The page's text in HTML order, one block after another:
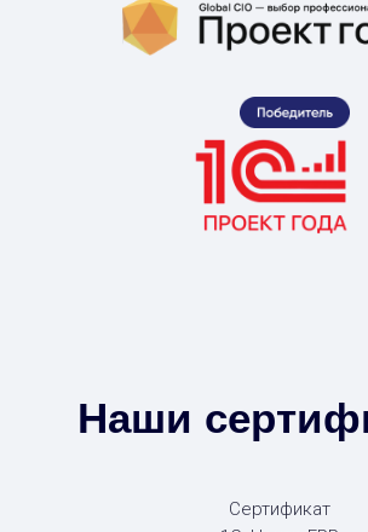
Наши
Сертификат